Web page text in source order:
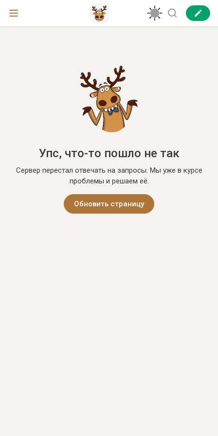
Упс, что-то пошло не так
Сервер перестал отвечать на запросы. Мы уже в курсе
проблемы и решаем её.
Обновить страницу